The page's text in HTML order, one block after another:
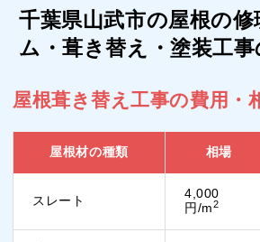
千葉県山武市の屋根の修
ム・葺き替え・塗装工
屋根葺き替え工事の費用・
屋根材の種類 相場
スレート
4,000
円/m2